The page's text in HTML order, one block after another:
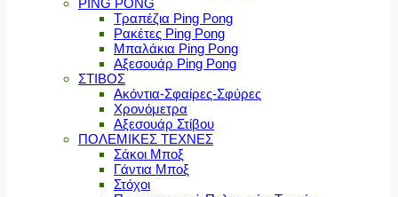
PING PONG
Τραπέζια Ping Pong
Ρακέτες Ping Pong
Μπαλάκια Ping Pong
Αξεσουάρ Ping Pong
ΣΤΙΒΟΣ
Ακόντια-Σφαίρες-Σφύρες
Χρονόμετρα
Αξεσουάρ Στίβου
ΠΟΛΕΜΙΚΕΣ ΤΕΧΝΕΣ
Σάκοι Μποξ
Γάντια Μποξ
Στόχοι